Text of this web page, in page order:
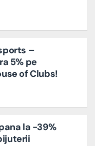
–
5% pe
of Clubs!
la -39%